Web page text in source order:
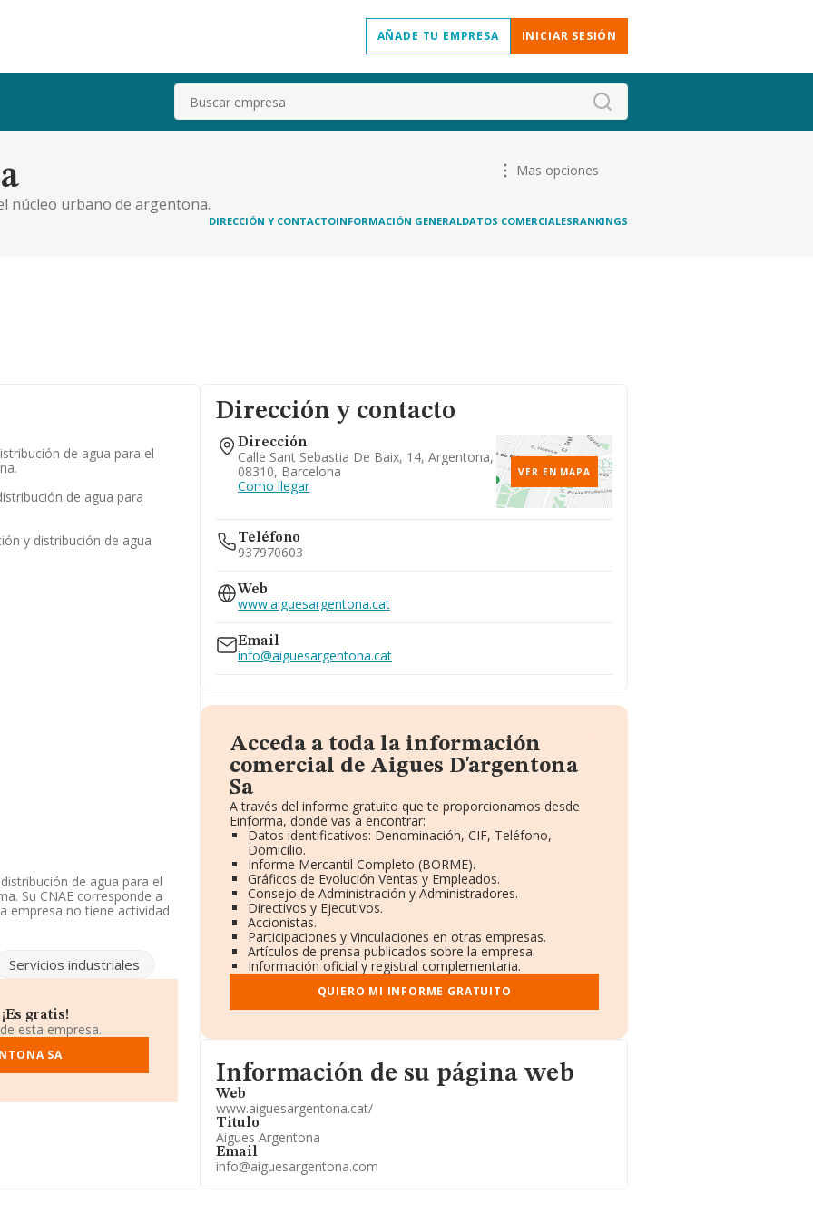
AÑADE TU EMPRESA INICIAR SESIÓN
Buscar
núcleo urbano de argentona.
Mas opciones
DIRECCIÓN Y CONTACTOINFORMACIÓN GENERALDATOS COMERCIALESRANKINGS
de agua para el
de agua para
y distribución de agua
de agua para el
Su CNAE corresponde a
empresa no tiene actividad
4 puestos en el ranking
empresas tienen
I L'anoia S.AyTriton
se encuentran empresas
. Ha subido de posición en
React 2017 S.L, en cambio,
Servicios industriales
gratis!
esta empresa.
SA
Dirección y contacto
Dirección
Calle Sant Sebastia De Baix, 14, Argentona,
08310, Barcelona
Como llegar
VER EN MAPA
Teléfono
937970603
Web
www.aiguesargentona.cat
Email
info@aiguesargentona.cat
Acceda a toda la información
comercial de Aigues D'argentona
Sa
A través del informe gratuito que te proporcionamos desde
Einforma, donde vas a encontrar:
Datos identificativos: Denominación, CIF, Teléfono,
Domicilio.
Informe Mercantil Completo (BORME).
Gráficos de Evolución Ventas y Empleados.
Consejo de Administración y Administradores.
Directivos y Ejecutivos.
Accionistas.
Participaciones y Vinculaciones en otras empresas.
Artículos de prensa publicados sobre la empresa.
Información oficial y registral complementaria.
QUIERO MI INFORME GRATUITO
Informacion de su página web
Información de su página web
Web
www.aiguesargentona.cat/
Titulo
Aigues Argentona
Email
info@aiguesargentona.com